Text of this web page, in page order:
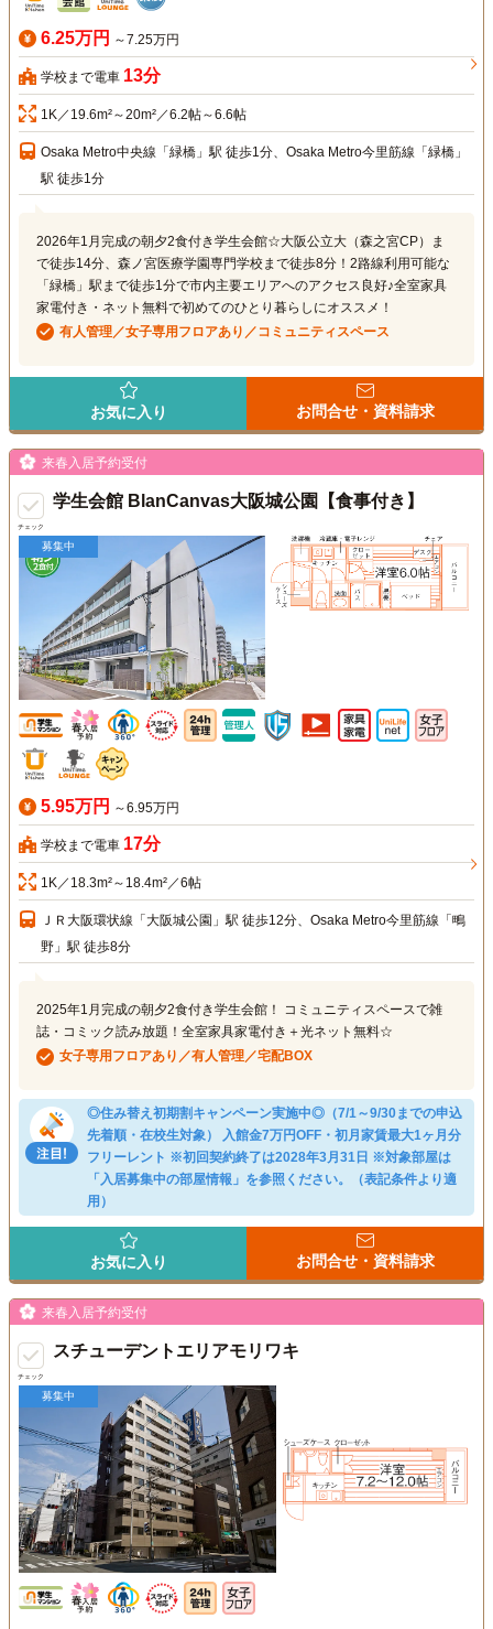
6.25万円 ～7.25万円
学校まで電車 13分
1K／19.6m²～20m²／6.2帖～6.6帖
Osaka Metro中央線「緑橋」駅 徒歩1分、Osaka Metro今里筋線「緑橋」
駅 徒歩1分
2026年1月完成の朝夕2食付き学生会館☆大阪公立大（森之宮CP）ま
で徒歩14分、森ノ宮医療学園専門学校まで徒歩8分！2路線利用可能な
「緑橋」駅まで徒歩1分で市内主要エリアへのアクセス良好♪全室家具
家電付き・ネット無料で初めてのひとり暮らしにオススメ！
有人管理／女子専用フロアあり／コミュニティスペース
お気に入り お問合せ・資料請求
チェック
来春入居予約受付
学生会館 BlanCanvas大阪城公園【食事付き】
募集中
5.95万円 ～6.95万円
学校まで電車 17分
1K／18.3m²～18.4m²／6帖
ＪＲ大阪環状線「大阪城公園」駅 徒歩12分、Osaka Metro今里筋線「鴫
野」駅 徒歩8分
2025年1月完成の朝夕2食付き学生会館！ コミュニティスペースで雑
誌・コミック読み放題！全室家具家電付き＋光ネット無料☆
女子専用フロアあり／有人管理／宅配BOX
◎住み替え初期割キャンペーン実施中◎（7/1～9/30までの申込
先着順・在校生対象） 入館金7万円OFF・初月家賃最大1ヶ月分
フリーレント ※初回契約終了は2028年3月31日 ※対象部屋は
「入居募集中の部屋情報」を参照ください。（表記条件より適
用）
お気に入り お問合せ・資料請求
チェック
来春入居予約受付
スチューデントエリアモリワキ
募集中